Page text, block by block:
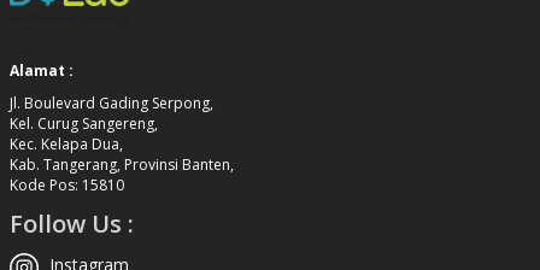
Alamat :
Jl. Boulevard Gading Serpong,
Kel. Curug Sangereng,
Kec. Kelapa Dua,
Kab. Tangerang, Provinsi Banten,
Kode Pos: 15810
Follow Us :
Instagram